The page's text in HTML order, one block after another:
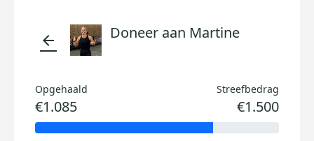
arrow_back Doneer aan Martine
Opgehaald
€1.085
Streefbedrag
€1.500